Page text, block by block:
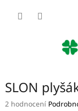
SLON
Průměrné
2 hodnocení